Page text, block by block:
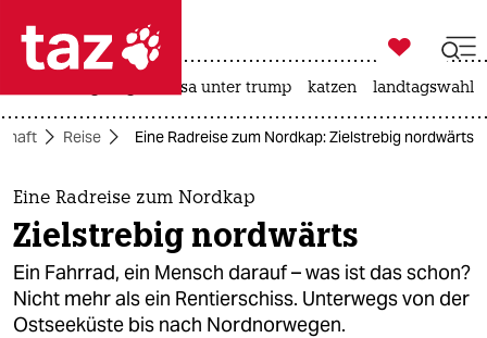
 taz zahl ich
taz zahl ich
themen
politik
öko

taz zahl ich
usa unter trump katzen landtagswahl
Reise Eine Radreise zum Nordkap: Zielstrebig nordwärts
Eine Radreise zum Nordkap
Zielstrebig nordwärts
Ein Fahrrad, ein Mensch darauf – was ist das schon?
Nicht mehr als ein Rentierschiss. Unterwegs von der
Ostseeküste bis nach Nordnorwegen.